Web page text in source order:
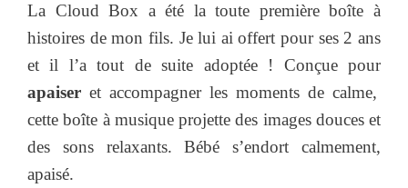
La Cloud Box a été la toute première boîte à
histoires de mon fils. Je lui ai offert pour ses 2 ans
et il l’a tout de suite adoptée ! Conçue pour
apaiser et accompagner les moments de calme,
cette boîte à musique projette des images douces et
des sons relaxants. Bébé s’endort calmement,
apaisé.